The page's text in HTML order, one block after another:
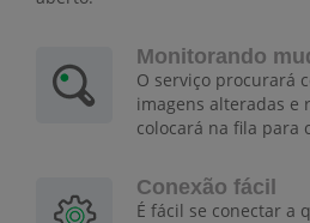
Monitorando
O serviço procurará
imagens alteradas e
colocará na fila para
Conexão fácil
É fácil se conectar a